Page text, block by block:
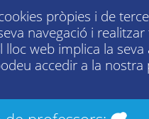
pròpies i de
navegació i realitzar
lloc web implica la seva
accedir a la nostra